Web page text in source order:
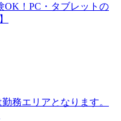
OK！PC・タブレットの
務エリアとなります。